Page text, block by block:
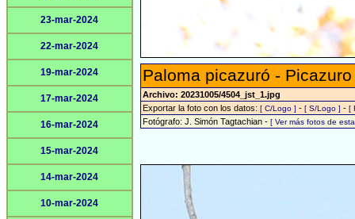
23-mar-2024
22-mar-2024
19-mar-2024
17-mar-2024
16-mar-2024
15-mar-2024
14-mar-2024
10-mar-2024
Paloma picazuró -
Archivo: 20231005/4504_jst_1.jpg
Exportar la foto con los datos: [ C/Logo ] - [ S/Logo ] - [
Fotógrafo: J. Simón Tagtachian - [ Ver más fotos de